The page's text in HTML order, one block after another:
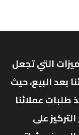
التي تجعل
بعد البيع، حيث
عملائنا
على